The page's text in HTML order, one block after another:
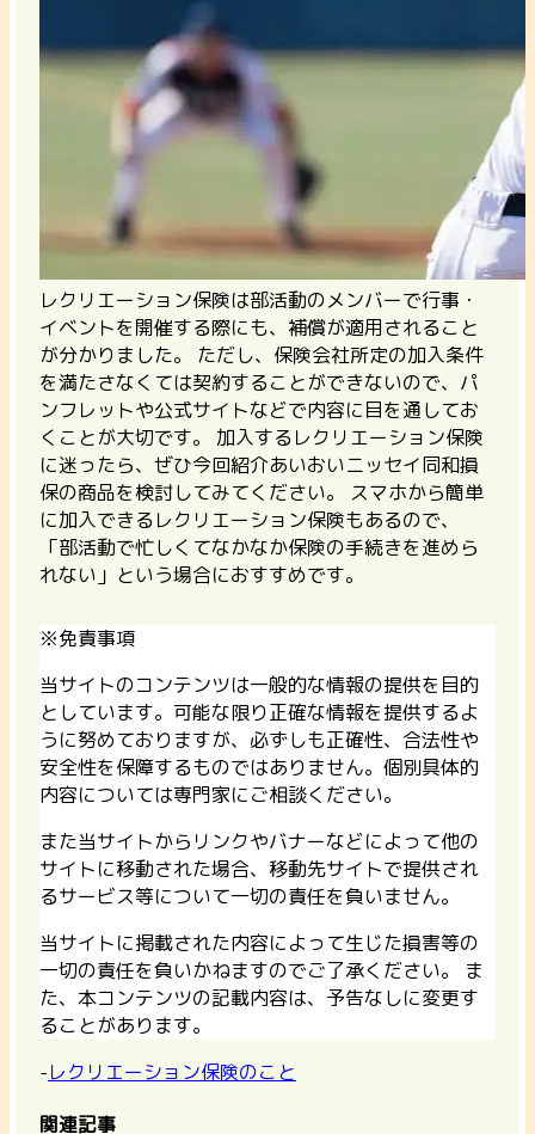
レクリエーション保険は部活動のメンバーで行事・
イベントを開催する際にも、補償が適用されること
が分かりました。 ただし、 保険会社所定の加入条件
を満たさなくては契約することができないので、パ
ンフレットや公式サイトなどで内容に目を通してお
くことが大切です。 加入するレクリエーション保険
に迷ったら、ぜひ今回紹介あいおいニッセイ同和損
保の商品を検討してみてください。 スマホから簡単
に加入できるレクリエーション保険もあるので、
「部活動で忙しくてなかなか保険の手続きを進めら
れない」という場合におすすめです。
※免責事項
当サイトのコンテンツは一般的な情報の提供を目的
としています。可能な限り正確な情報を提供するよ
うに努めておりますが、必ずしも正確性、合法性や
安全性を保障するものではありません。個別具体的
内容については専門家にご相談ください。
また当サイトからリンクやバナーなどによって他の
サイトに移動された場合、移動先サイトで提供され
るサービス等について一切の責任を負いません。
当サイトに掲載された内容によって生じた損害等の
一切の責任を負いかねますのでご了承ください。 ま
た、本コンテンツの記載内容は、予告なしに変更す
ることがあります。
-レクリエーション保険のこと
関連記事